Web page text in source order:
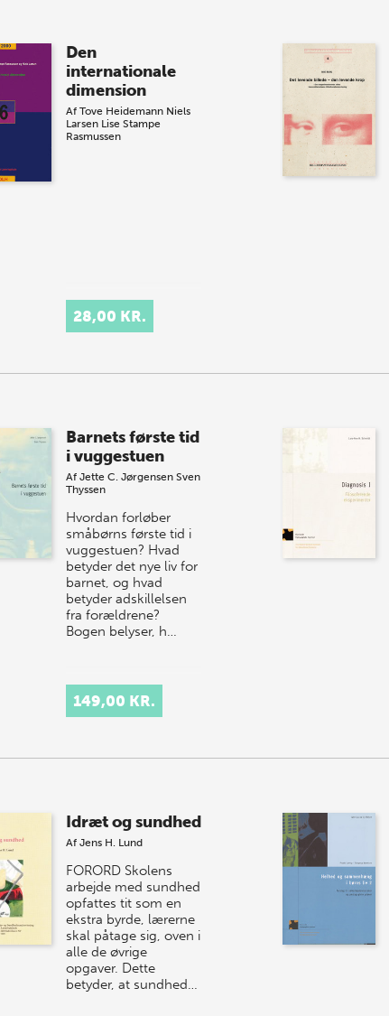
Den
internationale
dimension
Af Tove Heidemann Niels
Larsen Lise Stampe
Rasmussen
28,00 KR.
Barnets første tid
i vuggestuen
Af Jette C. Jørgensen Sven
Thyssen
Hvordan forløber
småbørns første tid i
vuggestuen? Hvad
betyder det nye liv for
barnet, og hvad
betyder adskillelsen
fra forældrene?
Bogen belyser, h…
149,00 KR.
Idræt og sundhed
Af Jens H. Lund
FORORD Skolens
arbejde med sundhed
opfattes tit som en
ekstra byrde, lærerne
skal påtage sig, oven i
alle de øvrige
opgaver. Dette
betyder, at sundhed…